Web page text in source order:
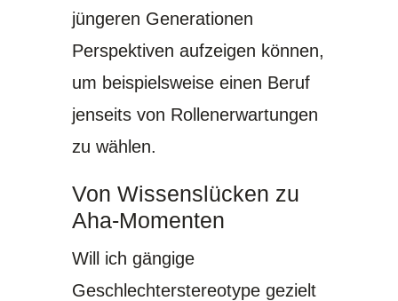
jüngeren Generationen
Perspektiven aufzeigen können,
um beispielsweise einen Beruf
jenseits von Rollenerwartungen
zu wählen.
Von Wissenslücken zu
Aha-Momenten
Will ich gängige
Geschlechterstereotype gezielt